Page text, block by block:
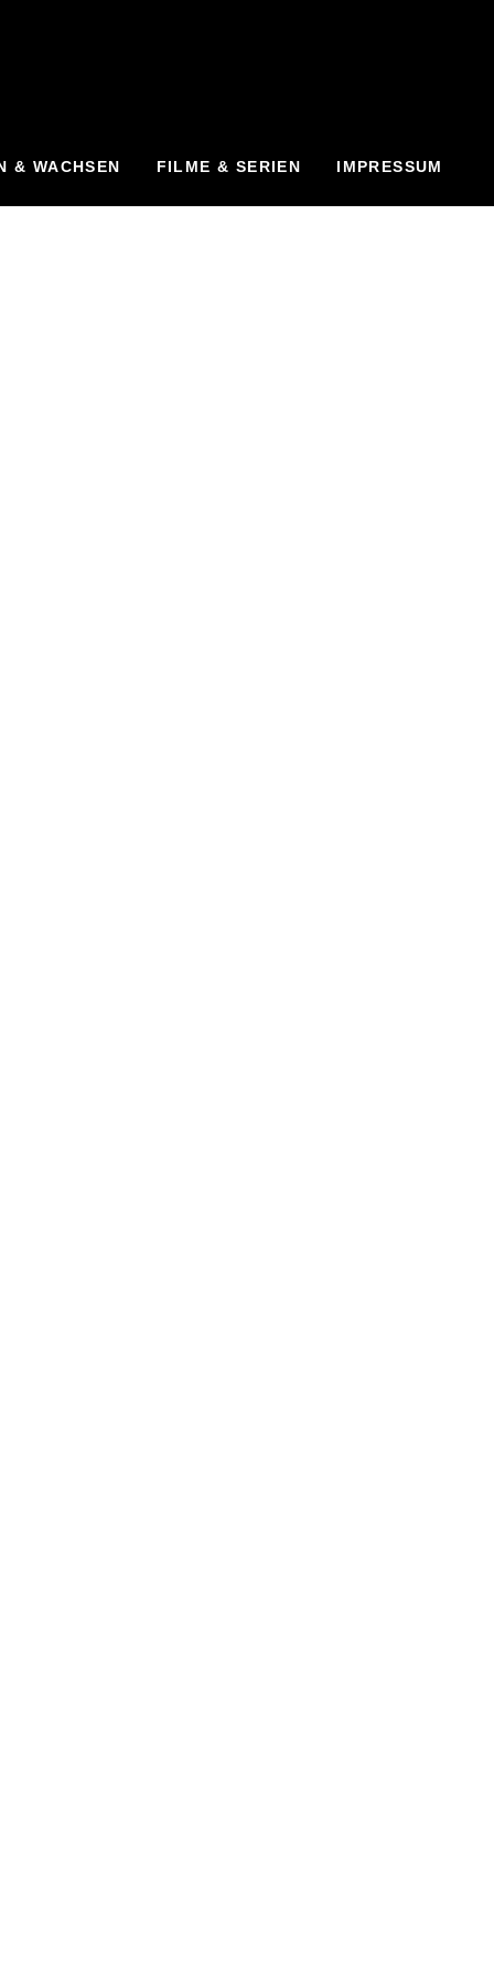
& WACHSEN FILME & SERIEN IMPRESSUM